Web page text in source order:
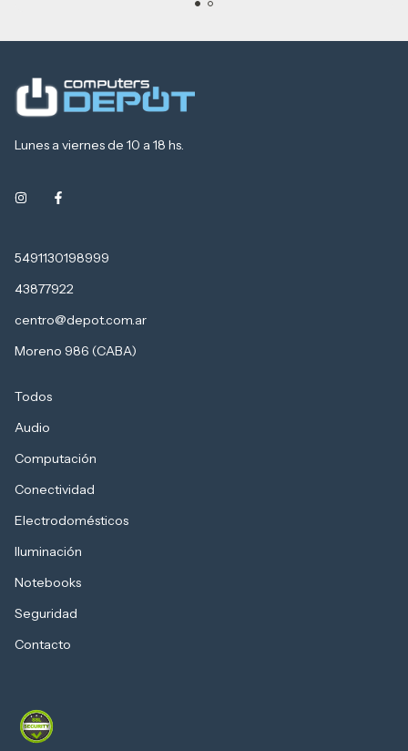
Lunes a viernes de 10 a 18 hs.
5491130198999
43877922
centro@depot.com.ar
Moreno 986 (CABA)
Todos
Audio
Computación
Conectividad
Electrodomésticos
Iluminación
Notebooks
Seguridad
Contacto